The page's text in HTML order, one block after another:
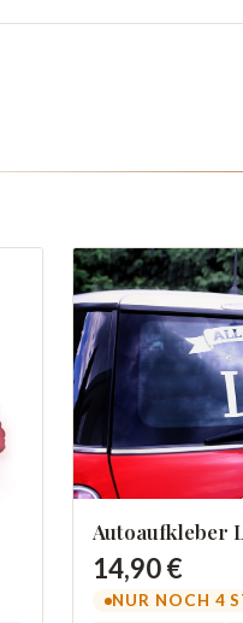
Autoaufkleber
14,90 €
NUR NOCH 4